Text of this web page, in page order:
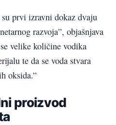
prvi izravni dokaz dvaju
razvoja”, objašnjava
velike količine vodika
te da se voda stvara
oksida.”
proizvod